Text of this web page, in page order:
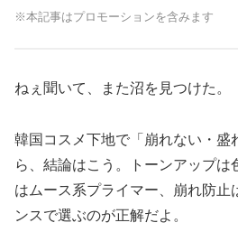
※本記事はプロモーションを含みます
ねぇ聞いて、また沼を見つけた。
韓国コスメ下地で「崩れない・盛
ら、結論はこう。トーンアップは
はムース系プライマー、崩れ防止
ンスで選ぶのが正解だよ。